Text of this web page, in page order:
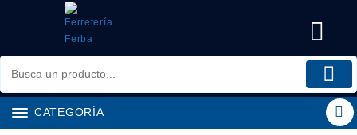
CATEGORÍA